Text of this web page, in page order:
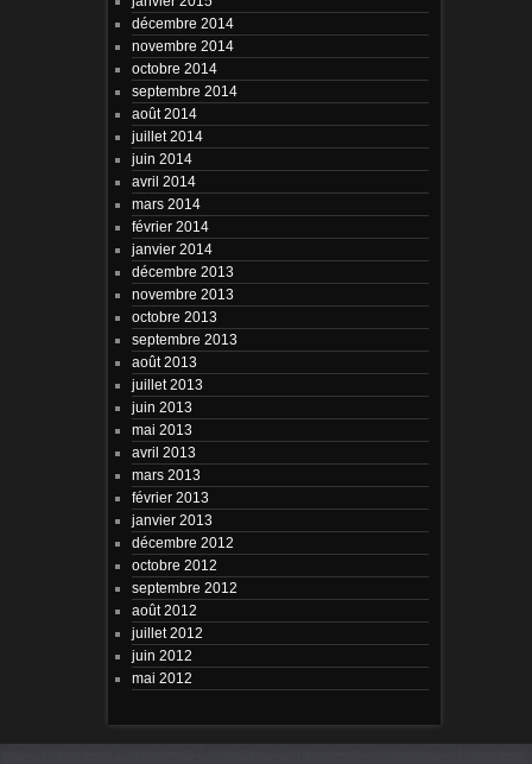
décembre 2014
novembre 2014
octobre 2014
septembre 2014
août 2014
juillet 2014
juin 2014
avril 2014
mars 2014
février 2014
janvier 2014
décembre 2013
novembre 2013
octobre 2013
septembre 2013
août 2013
juillet 2013
juin 2013
mai 2013
avril 2013
mars 2013
février 2013
janvier 2013
décembre 2012
octobre 2012
septembre 2012
août 2012
juillet 2012
juin 2012
mai 2012